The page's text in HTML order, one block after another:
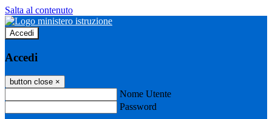
Salta al contenuto
Accedi
Accedi
button close ×
Nome Utente
Password